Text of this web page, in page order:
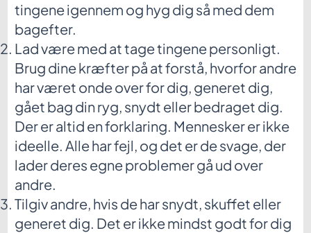
tingene igennem og hyg dig så med dem
bagefter.
Lad være med at tage tingene personligt.
Brug dine kræfter på at forstå, hvorfor andre
har været onde over for dig, generet dig,
gået bag din ryg, snydt eller bedraget dig.
Der er altid en forklaring. Mennesker er ikke
ideelle. Alle har fejl, og det er de svage, der
lader deres egne problemer gå ud over
andre.
Tilgiv andre, hvis de har snydt, skuffet eller
generet dig. Det er ikke mindst godt for dig